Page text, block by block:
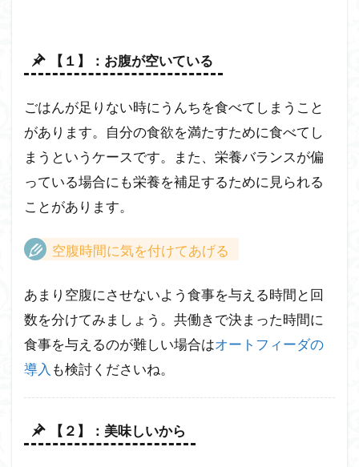
【１】：お腹が空いている
ごはんが足りない時にうんちを食べてしまうこと
があります。自分の食欲を満たすために食べてし
まうというケースです。また、栄養バランスが偏
っている場合にも栄養を補足するために見られる
ことがあります。
空腹時間に気を付けてあげる
あまり空腹にさせないよう食事を与える時間と回
数を分けてみましょう。共働きで決まった時間に
食事を与えるのが難しい場合はオートフィーダの
導入 も検討くださいね。
【２】：美味しいから